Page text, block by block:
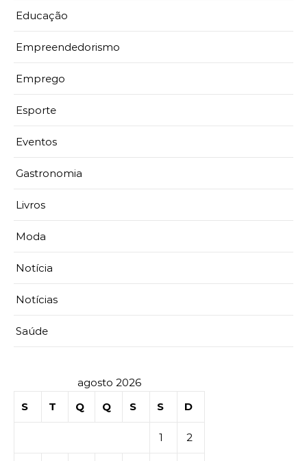
Educação
Empreendedorismo
Emprego
Esporte
Eventos
Gastronomia
Livros
Moda
Notícia
Notícias
Saúde
agosto 2026
S
T Q Q S S D
1 2